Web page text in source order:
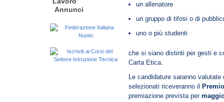
Annunci
un allenatore
un gruppo di tifosi o di
uno o più studenti
che si siano distinti per gesti e
Carta Etica.
Le candidature saranno
selezionati riceveranno il
premiazione prevista per